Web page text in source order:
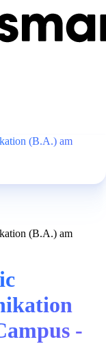
(B.A.) am
(B.A.) am
-